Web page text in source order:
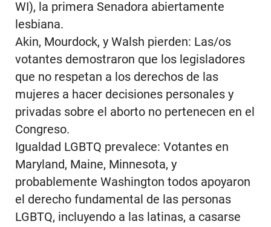
WI), la primera Senadora abiertamente
lesbiana.
Akin, Mourdock, y Walsh pierden: Las/os
votantes demostraron que los legisladores
que no respetan a los derechos de las
mujeres a hacer decisiones personales y
privadas sobre el aborto no pertenecen en el
Congreso.
Igualdad LGBTQ prevalece: Votantes en
Maryland, Maine, Minnesota, y
probablemente Washington todos apoyaron
el derecho fundamental de las personas
LGBTQ, incluyendo a las latinas, a casarse